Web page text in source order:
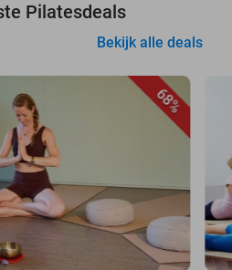
Pilatesdeals
Bekijk alle deals
68%